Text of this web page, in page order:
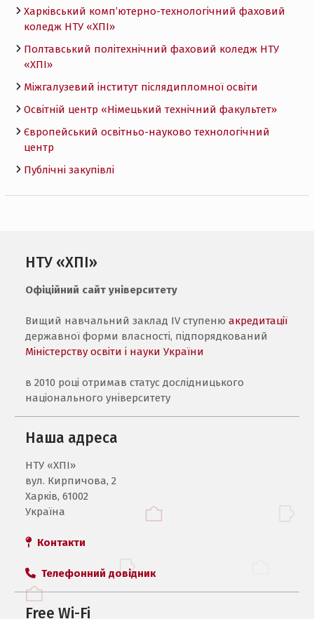
Харківський комп’ютерно-технологічний фаховий
коледж НТУ «ХПI»
Полтавський політехнічний фаховий коледж НТУ
«ХПI»
Міжгалузевий інститут післядипломної освіти
Освітній центр «Німецький технічний факультет»
Європейський освітньо-науково технологічний
центр
Публічні закупівлі
НТУ «ХПІ»
Офіційний сайт університету
Вищий навчальний заклад IV ступенюакредитації
державної форми власності, підпорядкований
Міністерству освіти і науки України
в 2010 році отримав статус дослідницького
національного університету
Наша адреса
НТУ «ХПI»
вул. Кирпичова, 2
Харків, 61002
Україна
Контакти
Телефонний довідник
Free Wi-Fi